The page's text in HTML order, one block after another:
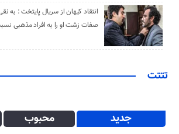
انتقاد کیهان از سریال پایتخت : به
صفات زشت او را به افراد مذهبی
تتتت
جدید محبوب